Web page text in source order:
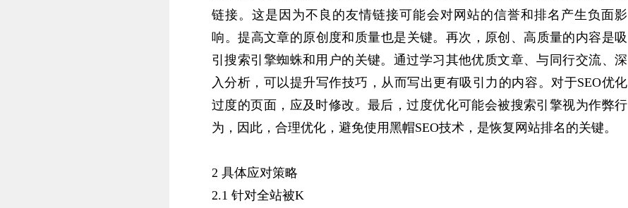
链接。这是因为不良的友情链接可能会对网站的信誉和排名产生负面影
响‌。提高文章的原创度和质量也是关键。再次，原创、高质量的内容是吸
引搜索引擎蜘蛛和用户的关键。通过学习其他优质文章、与同行交流、深
入分析，可以提升写作技巧，从而写出更有吸引力的内容‌。对于SEO优化
过度的页面，应及时修改。最后，过度优化可能会被搜索引擎视为作弊行
为，因此，合理优化，避免使用黑帽SEO技术，是恢复网站排名的关键‌。‌
2 具体应对策略
2.1 针对全站被K